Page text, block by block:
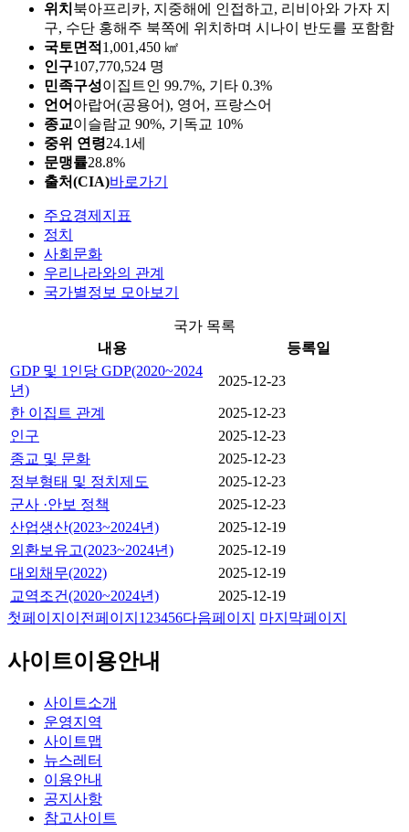
위치 북아프리카, 지중해에 인접하고, 리비아와 가자 지
구, 수단 홍해주 북쪽에 위치하며 시나이 반도를 포함함
국토면적 1,001,450 ㎢
인구107,770,524 명
민족구성이집트인 99.7%, 기타 0.3%
언어 아랍어(공용어), 영어, 프랑스어
종교이슬람교 90%, 기독교 10%
중위 연령24.1세
문맹률28.8%
출처(CIA)바로가기
주요경제지표
정치
사회문화
우리나라와의 관계
국가별정보 모아보기
국가 목록
내용
등록일
GDP 및 1인당 GDP(2020~2024
년)
2025-12-23
한 이집트 관계
2025-12-23
인구
2025-12-23
종교 및 문화
2025-12-23
정부형태 및 정치제도
2025-12-23
군사 ·안보 정책
2025-12-23
산업생산(2023~2024년)
2025-12-19
외환보유고(2023~2024년)
2025-12-19
대외채무(2022)
2025-12-19
교역조건(2020~2024년)
2025-12-19
첫페이지 이전페이지 123456다음페이지 마지막페이지
사이트이용안내
사이트소개
운영지역
사이트맵
뉴스레터
이용안내
공지사항
참고사이트